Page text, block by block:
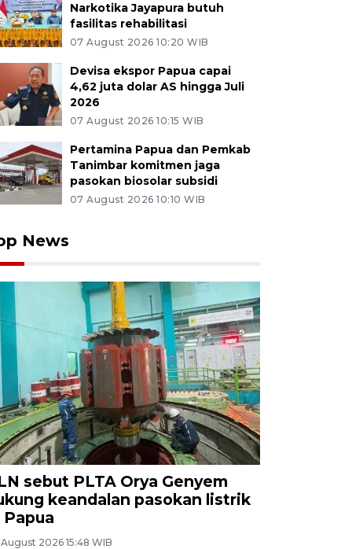
Narkotika Jayapura butuh
fasilitas rehabilitasi
07 August 2026 10:20 WIB
Devisa ekspor Papua capai
4,62 juta dolar AS hingga Juli
2026
07 August 2026 10:15 WIB
Pertamina Papua dan Pemkab
Tanimbar komitmen jaga
pasokan biosolar subsidi
07 August 2026 10:10 WIB
News
sebut PLTA Orya Genyem
keandalan pasokan listrik
Papua
2026 15:48 WIB